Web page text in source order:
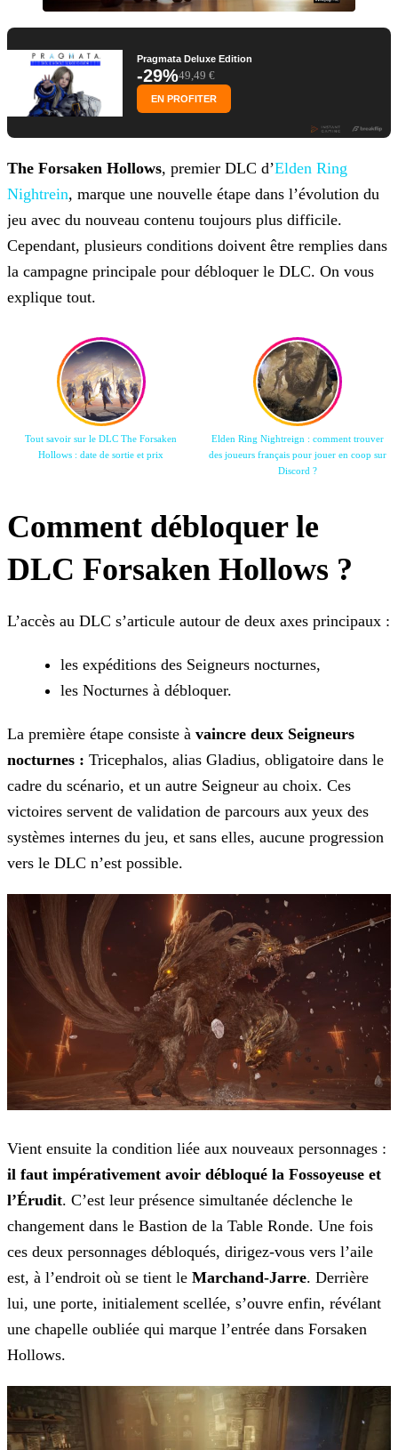
Pragmata Deluxe Edition
-29%49,49 €
EN PROFITER
The Forsaken Hollows, premier DLC d’Elden Ring
Nightrein, marque une nouvelle étape dans l’évolution du
jeu avec du nouveau contenu toujours plus difficile.
Cependant, plusieurs conditions doivent être remplies dans
la campagne principale pour débloquer le DLC. On vous
explique tout.
Tout savoir sur le DLC The Forsaken
Hollows : date de sortie et prix
Elden Ring Nightreign : comment trouver
des joueurs français pour jouer en coop sur
Discord ?
Comment débloquer le
DLC Forsaken Hollows ?
L’accès au DLC s’articule autour de deux axes principaux :
les expéditions des Seigneurs nocturnes,
les Nocturnes à débloquer.
La première étape consiste à vaincre deux Seigneurs
nocturnes : Tricephalos, alias Gladius, obligatoire dans le
cadre du scénario, et un autre Seigneur au choix. Ces
victoires servent de validation de parcours aux yeux des
systèmes internes du jeu, et sans elles, aucune progression
vers le DLC n’est possible.
Vient ensuite la condition liée aux nouveaux personnages :
il faut impérativement avoir débloqué la Fossoyeuse et
l’Érudit. C’est leur présence simultanée déclenche le
changement dans le Bastion de la Table Ronde. Une fois
ces deux personnages débloqués, dirigez-vous vers l’aile
est, à l’endroit où se tient le Marchand-Jarre. Derrière
lui, une porte, initialement scellée, s’ouvre enfin, révélant
une chapelle oubliée qui marque l’entrée dans Forsaken
Hollows.